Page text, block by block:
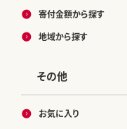
寄付金額から探す
地域から探す
その他
お気に入り